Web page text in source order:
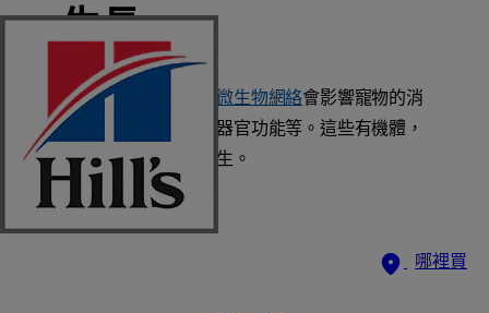
哪裡買
生長。
就像人類一樣，這種 微生物網絡會影響寵物的消
化、免疫系統健康、器官功能等。這些有機體，
需要靠適當的營養維生。